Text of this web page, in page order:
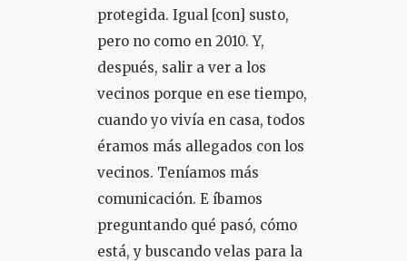
protegida. Igual [con] susto,
pero no como en 2010. Y,
después, salir a ver a los
vecinos porque en ese tiempo,
cuando yo vivía en casa, todos
éramos más allegados con los
vecinos. Teníamos más
comunicación. E íbamos
preguntando qué pasó, cómo
está, y buscando velas para la